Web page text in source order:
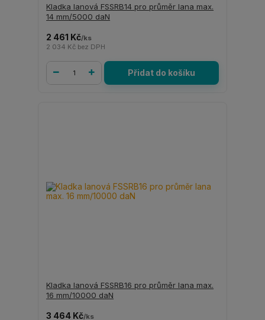
Kladka lanová FSSRB14 pro průměr lana max.
14 mm/5000 daN
2 461 Kč/ks
2 034 Kč bez DPH
Přidat do košíku
Kladka lanová FSSRB16 pro průměr lana max.
16 mm/10000 daN
3 464 Kč/ks